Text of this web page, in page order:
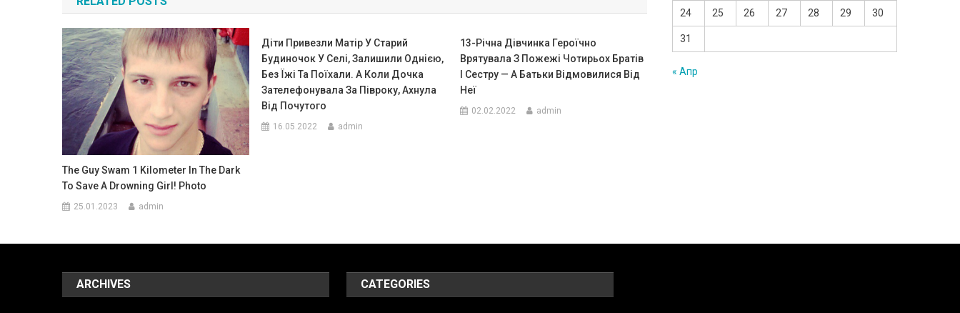
записям
The Guy Swam 1 Kilometer In The Dark
To Save A Drowning Girl! Photo
25.01.2023 admin
Діти Привезли Матір У Стapий
Будиночок У Селі, Залишили Однією,
Без Їжі Та Поїхали. А Коли Дочка
Зателефонувала За Півроку, Axнула
Від Почутого
16.05.2022 admin
13-Річна Дівчинка Героїчно
Врятувала З Пожежі Чотирьох Братів
І Сестру — А Батьки Відмовилися Від
Неї
02.02.2022 admin
24 25 26 27 28 29 30
31
« Апр
ARCHIVES CATEGORIES